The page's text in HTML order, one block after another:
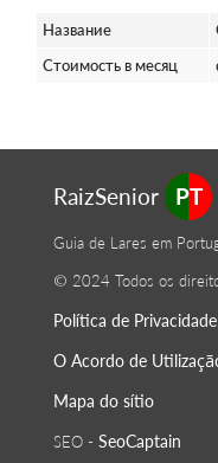
Название
Стоимость в месяц
RaizSenior PT
Guia de Lares em
© 2024 Todos os
Política de Privacidade
O Acordo de
Mapa do sítio
SEO - SeoСaptain